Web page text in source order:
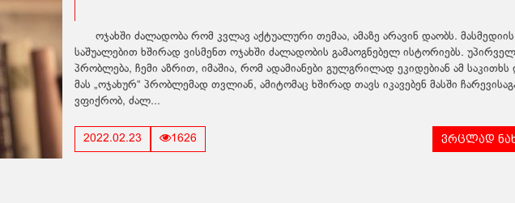
ოჯახში ძალადობა რომ კვლავ აქტუალური თემაა, ამაზე არავინ დაობს. მასმედიის
საშუალებით ხშირად ვისმენთ ოჯახში ძალადობის გამაოგნებელ ისტორიებს.
პრობლება, ჩემი აზრით, იმაშია, რომ ადამიანები გულგრილად ეკიდებიან ამ საკითხს
მას „ოჯახურ“ პრობლემად თვლიან, ამიტომაც ხშირად თავს იკავებენ მასში
ვფიქრობ, ძალ...
2022.02.23 1626 ვრცლად